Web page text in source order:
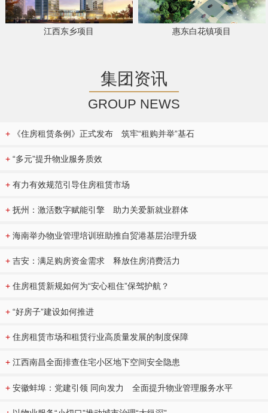
江西东乡项目 惠东白花镇项目
集团资讯
GROUP NEWS
+ 《住房租赁条例》正式发布 筑牢“租购并举”基石
+ “多元”提升物业服务质效
+ 有力有效规范引导住房租赁市场
+ 抚州：激活数字赋能引擎 助力关爱新就业群体
+ 海南举办物业管理培训班助推自贸港基层治理升级
+ 吉安：满足购房资金需求 释放住房消费活力
+ 住房租赁新规如何为“安心租住”保驾护航？
+ “好房子”建设如何推进
+ 住房租赁市场和租赁行业高质量发展的制度保障
+ 江西南昌全面排查住宅小区地下空间安全隐患
+ 安徽蚌埠：党建引领 同向发力 全面提升物业管理服务水平